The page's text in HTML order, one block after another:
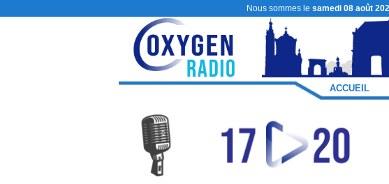
Nous sommes le samedi 08 août
ACCUEIL